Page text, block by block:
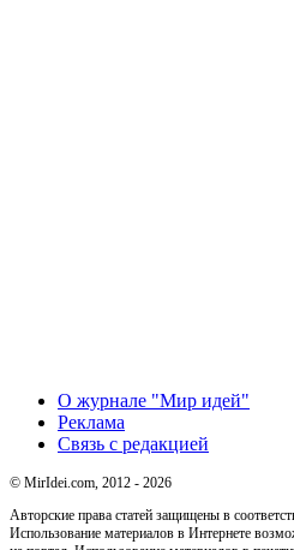
О журнале "Мир идей"
Реклама
Связь с редакцией
© MirIdei.com, 2012 - 2026
Авторские права статей защищены в
Использование материалов в Интернете